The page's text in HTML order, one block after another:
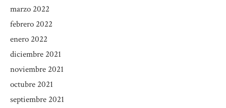
marzo 2022
febrero 2022
enero 2022
diciembre 2021
noviembre 2021
octubre 2021
septiembre 2021